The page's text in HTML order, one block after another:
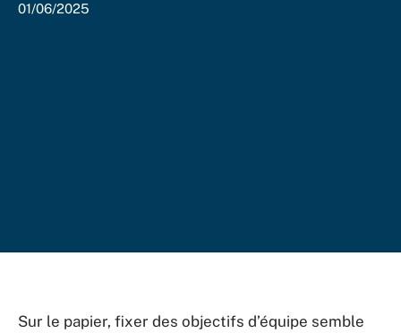
01/06/2025
Sur le papier, fixer des objectifs d’équipe semble